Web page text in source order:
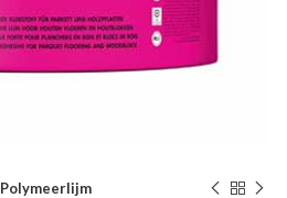
Polymeerlijm